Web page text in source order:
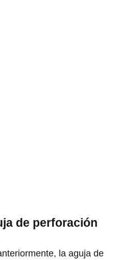
de perforación
la aguja de